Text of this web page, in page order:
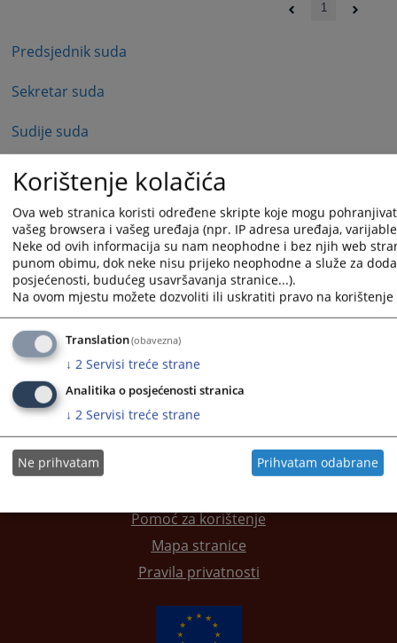
Predsjednik suda
Sekretar suda
Sudije suda
Dodatne sudije
Stručni saradnici
Službenici i namještenici
Bivše sudije i predsjednici
Upražnjene pozicije
1
Pomoć za korištenje
Mapa stranice
Pravila privatnosti
Korištenje kolačića
Ova web stranica koristi određene skripte koje mogu
vašeg browsera i vašeg uređaja (npr. IP adresa uređaja,
Neke od ovih informacija su nam neophodne i bez njih web
punom obimu, dok neke nisu prijeko neophodne a služe za
posjećenosti, budućeg usavršavanja stranice...).
Na ovom mjestu možete dozvoliti ili uskratiti pravo na
Translation(obavezna)
↓ 2 Servisi treće strane
Analitika o posjećenosti stranica
↓ 2 Servisi treće strane
Ne prihvatam Prihvatam odabrane